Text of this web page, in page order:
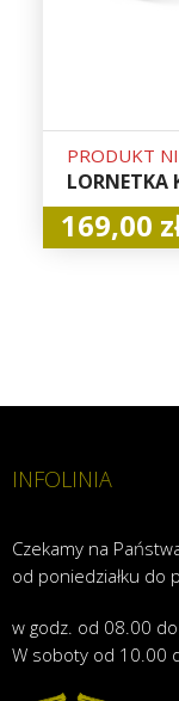
PRODUKT
LORNETKA
169,00
INFOLINIA
Czekamy na
od poniedziałku do
w godz. od 08.00
W soboty od 10.00